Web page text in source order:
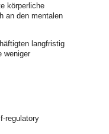
körperliche
an den mentalen
langfristig
weniger
regulatory